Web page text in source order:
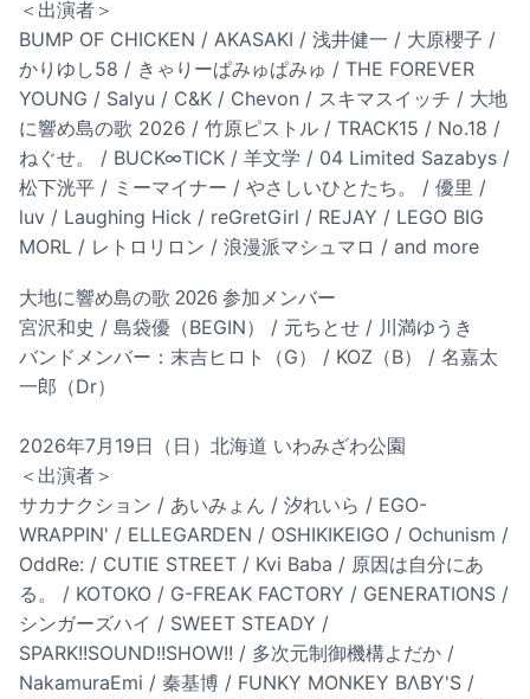
＜出演者＞
BUMP OF CHICKEN / AKASAKI / 浅井健一 / 大原櫻子 /
かりゆし58 / きゃりーぱみゅぱみゅ / THE FOREVER
YOUNG / Salyu / C&K / Chevon / スキマスイッチ / 大地
に響め島の歌 2026 / 竹原ピストル / TRACK15 / No.18 /
ねぐせ。 / BUCK∞TICK / 羊文学 / 04 Limited Sazabys /
松下洸平 / ミーマイナー / やさしいひとたち。 / 優里 /
luv / Laughing Hick / reGretGirl / REJAY / LEGO BIG
MORL / レトロリロン / 浪漫派マシュマロ / and more
大地に響め島の歌 2026 参加メンバー
宮沢和史 / 島袋優（BEGIN） / 元ちとせ / 川満ゆうき
バンドメンバー：末吉ヒロト（G） / KOZ（B） / 名嘉太
一郎（Dr）
2026年7月19日（日）北海道 いわみざわ公園
＜出演者＞
サカナクション / あいみょん / 汐れいら / EGO-
WRAPPIN' / ELLEGARDEN / OSHIKIKEIGO / Ochunism /
OddRe: / CUTIE STREET / Kvi Baba / 原因は自分にあ
る。 / KOTOKO / G-FREAK FACTORY / GENERATIONS /
シンガーズハイ / SWEET STEADY /
SPARK!!SOUND!!SHOW!! / 多次元制御機構よだか /
NakamuraEmi / 秦基博 / FUNKY MONKEY BΛBY'S /